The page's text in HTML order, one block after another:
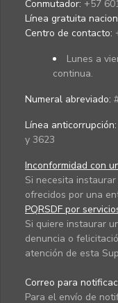
Conmutador: +57
Línea gratuita
Centro de contacto:
Lunes a
continua.
Numeral abreviado:
Línea anticorrupción:
y 3623
Inconformidad con
Si necesita
ofrecidos por una
PQRSDF por
Si quiere instaurar
denuncia o
atención de esta
Correo para
Para el envío de